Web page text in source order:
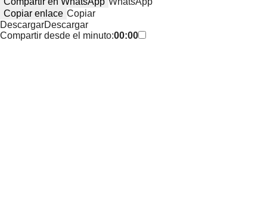
Copiar enlace Copiar
DescargarDescargar
Compartir desde el minuto:00:00